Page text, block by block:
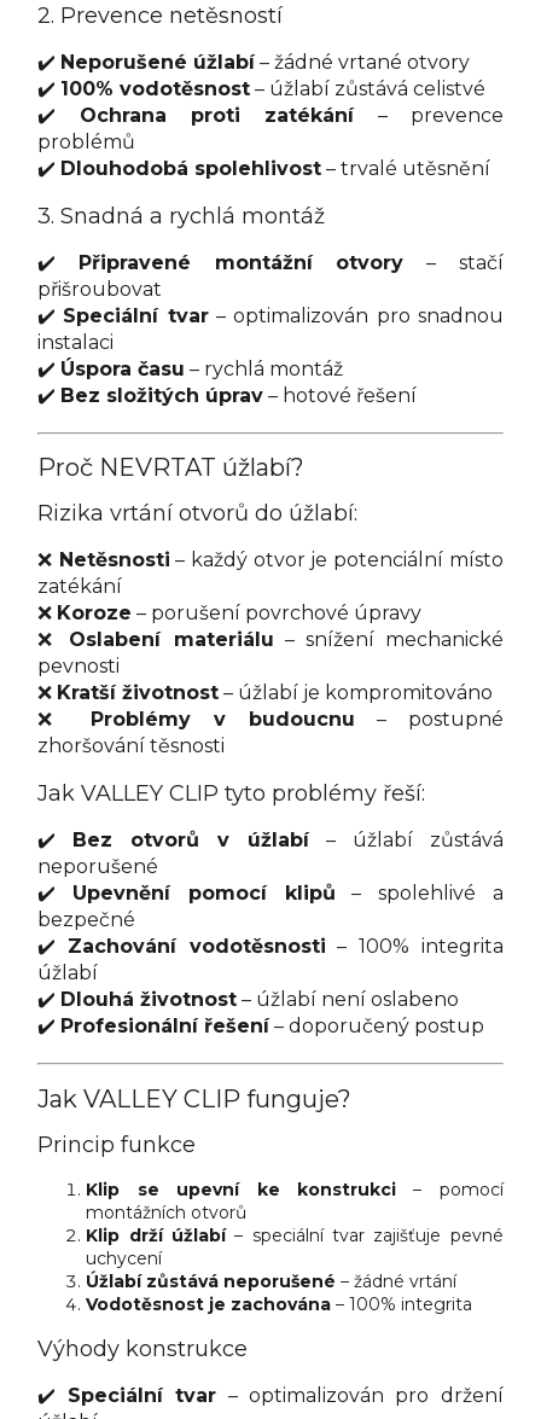
2. Prevence netěsností
✔️ Neporušené úžlabí – žádné vrtané otvory
✔️ 100% vodotěsnost – úžlabí zůstává celistvé
✔️
Ochrana proti zatékání
– prevence
problémů
✔️ Dlouhodobá spolehlivost – trvalé utěsnění
3. Snadná a rychlá montáž
✔️ Připravené montážní otvory
– stačí
přišroubovat
✔️ Speciální tvar – optimalizován pro snadnou
instalaci
✔️ Úspora času – rychlá montáž
✔️ Bez složitých úprav – hotové řešení
Proč NEVRTAT úžlabí?
Rizika vrtání otvorů do úžlabí:
❌ Netěsnosti – každý otvor je potenciální místo
zatékání
❌ Koroze – porušení povrchové úpravy
❌
Oslabení materiálu – snížení mechanické
pevnosti
❌ Kratší životnost – úžlabí je kompromitováno
❌
Problémy v budoucnu
– postupné
zhoršování těsnosti
Jak VALLEY CLIP tyto problémy řeší:
✔️ Bez otvorů v úžlabí
– úžlabí zůstává
neporušené
✔️
Upevnění pomocí klipů
– spolehlivé a
bezpečné
✔️
Zachování vodotěsnosti – 100% integrita
úžlabí
✔️ Dlouhá životnost – úžlabí není oslabeno
✔️ Profesionální řešení – doporučený postup
Jak VALLEY CLIP funguje?
Princip funkce
Klip se upevní ke konstrukci
– pomocí
montážních otvorů
Klip drží úžlabí – speciální tvar zajišťuje pevné
uchycení
Úžlabí zůstává neporušené – žádné vrtání
Vodotěsnost je zachována – 100% integrita
Výhody konstrukce
✔️ Speciální tvar – optimalizován pro držení